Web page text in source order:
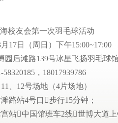
校友会第一次羽毛球活动
17日（周日）下午15:00~17:00
园后滩路139号冰星飞扬羽毛球
，18017939786
、12号场地（4片场地）
路站4号口步行15分钟；
站中国馆班车2线世博大道上